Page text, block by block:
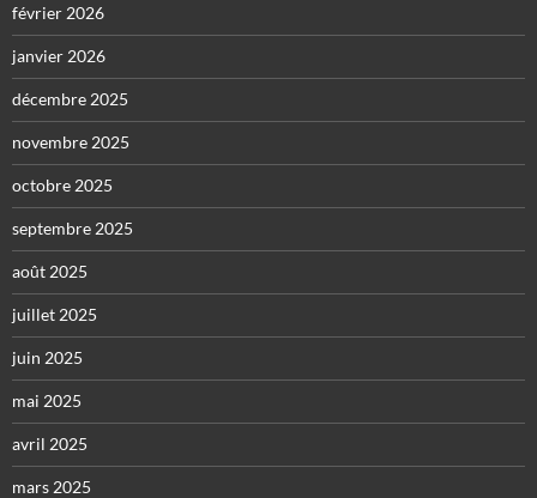
février 2026
janvier 2026
décembre 2025
novembre 2025
octobre 2025
septembre 2025
août 2025
juillet 2025
juin 2025
mai 2025
avril 2025
mars 2025